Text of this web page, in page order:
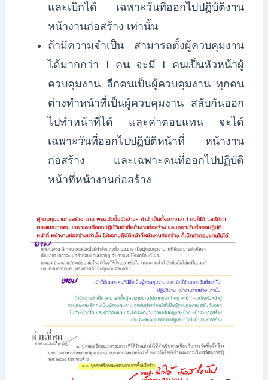
และเบิกได้ เฉพาะวันที่ออกไปปฏิบัติงาน
หน้างานก่อสร้าง เท่านั้น
ถ้ามีความจำเป็น สามารถตั้งผู้ควบคุมงาน
ได้มากกว่า 1 คน จะมี 1 คนเป็นหัวหน้าผู้
ควบคุมงาน อีกคนเป็นผู้ควบคุมงาน ทุกคน
ต่างทำหน้าที่เป็นผู้ควบคุมงาน สลับกันออก
ไปทำหน้าที่ได้ และค่าตอบแทน จะได้
เฉพาะวันที่ออกไปปฏิบัติหน้าที่ หน้างาน
ก่อสร้าง และเฉพาะคนที่ออกไปปฏิบัติ
หน้าที่หน้างานก่อสร้าง​